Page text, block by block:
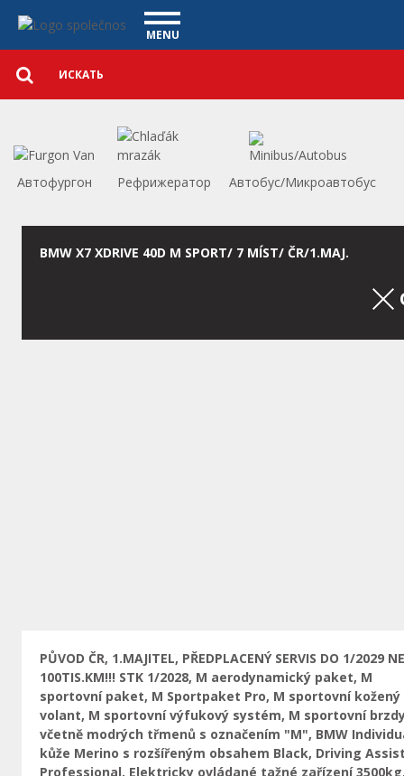
автомобили - VanscentreNavigace
MENU
КОММЕРЧЕСКИЕ АВТОМОБИЛИ
АВТОМОБИЛИ
ЧТО МЫ ПРЕДЛАГАЕМ
ФИНАНСИРОВАНИЕ
НАШЕ ВИДЕО
Подробный
поиск Искать
Автофургон Рефрижератор Автобус/Микроавтобус
BMW X7 XDRIVE 40D M SPORT/ 7 MÍST/ ČR/1.MAJ.
PŮVOD ČR, 1.MAJITEL, PŘEDPLACENÝ SERVIS DO 1/2029
100TIS.KM!!! STK 1/2028, M aerodynamický paket, M
sportovní paket, M Sportpaket Pro, M sportovní kožený
volant, M sportovní výfukový systém, M sportovní
včetně modrých třmenů s označením "M", BMW
kůže Merino s rozšířeným obsahem Black, Driving
Professional, Elektricky ovládané tažné zařízení